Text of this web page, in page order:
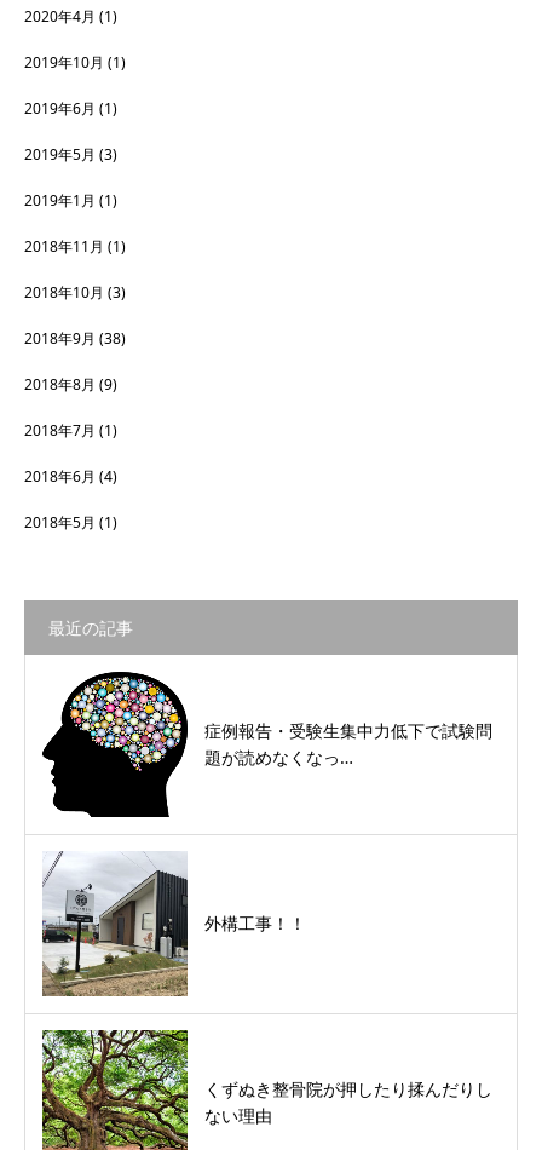
2020年4月 (1)
2019年10月 (1)
2019年6月 (1)
2019年5月 (3)
2019年1月 (1)
2018年11月 (1)
2018年10月 (3)
2018年9月 (38)
2018年8月 (9)
2018年7月 (1)
2018年6月 (4)
2018年5月 (1)
最近の記事
症例報告・受験生集中力低下で試験問
題が読めなくなっ…
外構工事！！
くずぬき整骨院が押したり揉んだりし
ない理由